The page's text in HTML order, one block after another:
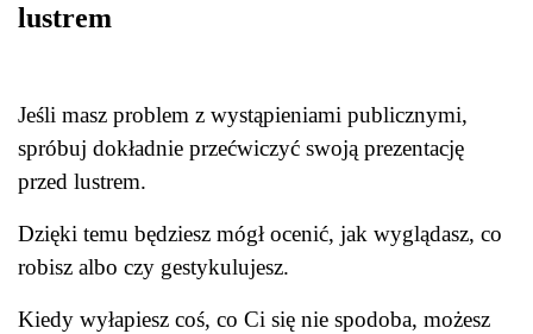
lustrem
Jeśli masz problem z wystąpieniami publicznymi,
spróbuj dokładnie przećwiczyć swoją prezentację
przed lustrem.
Dzięki temu będziesz mógł ocenić, jak wyglądasz, co
robisz albo czy gestykulujesz.
Kiedy wyłapiesz coś, co Ci się nie spodoba, możesz